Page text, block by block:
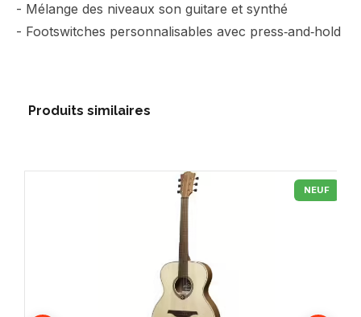
- Mélange des niveaux son guitare et synthé
- Footswitches personnalisables avec press‑and‑hold
Produits similaires
NEUF